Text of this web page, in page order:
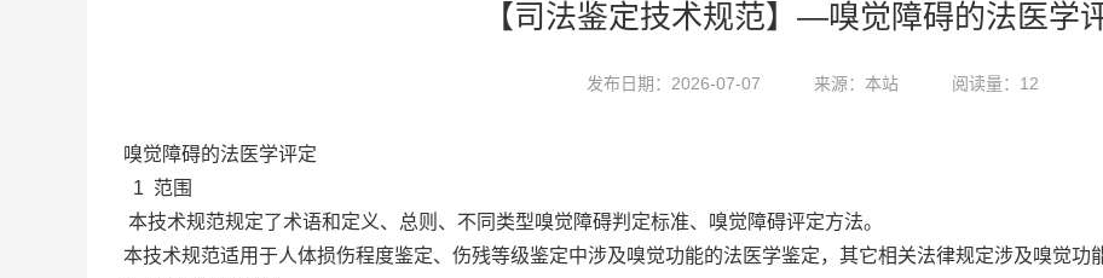
【司法鉴定技术规范】—嗅觉障碍的法医学
发布日期：2026-07-07 来源：本站 阅读量：12
嗅觉障碍的法医学评定
1 范围
本技术规范规定了术语和定义、总则、不同类型嗅觉障碍判定标准、嗅觉障碍评定方法。
本技术规范适用于人体损伤程度鉴定、伤残等级鉴定中涉及嗅觉功能的法医学鉴定，其它相关法律规定涉及嗅觉功